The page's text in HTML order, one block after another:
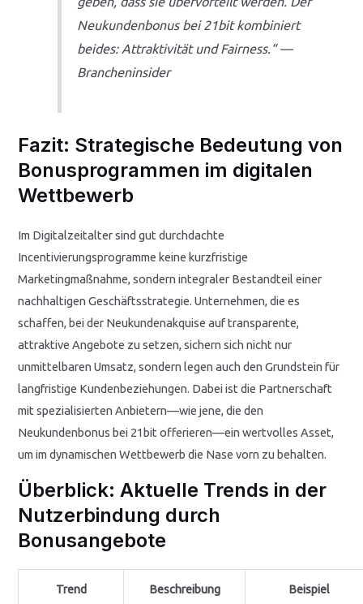
Neukundenbonus bei 21bit kombiniert
beides: Attraktivität und Fairness.“ —
Brancheninsider
Fazit: Strategische Bedeutung von
Bonusprogrammen im digitalen
Wettbewerb
Im Digitalzeitalter sind gut durchdachte
Incentivierungsprogramme keine kurzfristige
Marketingmaßnahme, sondern integraler Bestandteil einer
nachhaltigen Geschäftsstrategie. Unternehmen, die es
schaffen, bei der Neukundenakquise auf transparente,
attraktive Angebote zu setzen, sichern sich nicht nur
unmittelbaren Umsatz, sondern legen auch den Grundstein für
langfristige Kundenbeziehungen. Dabei ist die Partnerschaft
mit spezialisierten Anbietern—wie jene, die den
Neukundenbonus bei 21bit offerieren—ein wertvolles Asset,
um im dynamischen Wettbewerb die Nase vorn zu behalten.
Überblick: Aktuelle Trends in der
Nutzerbindung durch
Bonusangebote
Trend Beschreibung Beispiel